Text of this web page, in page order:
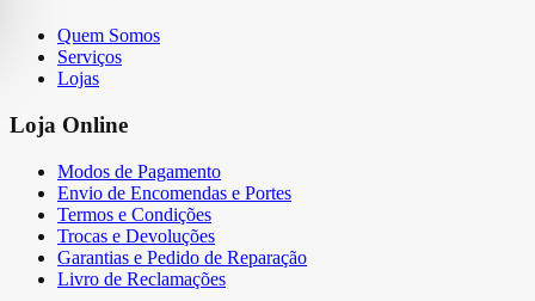
Quem Somos
Serviços
Lojas
Loja Online
Modos de Pagamento
Envio de Encomendas e Portes
Termos e Condições
Trocas e Devoluções
Garantias e Pedido de Reparação
Livro de Reclamações